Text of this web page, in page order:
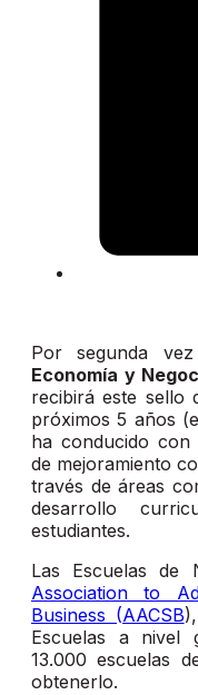
Por segunda
Economía y
recibirá este sello
próximos 5 años
ha conducido con
de mejoramiento
través de áreas
desarrollo
estudiantes.
Las Escuelas de
Association to
Business (AACSB
Escuelas a nivel
13.000 escuelas
obtenerlo.